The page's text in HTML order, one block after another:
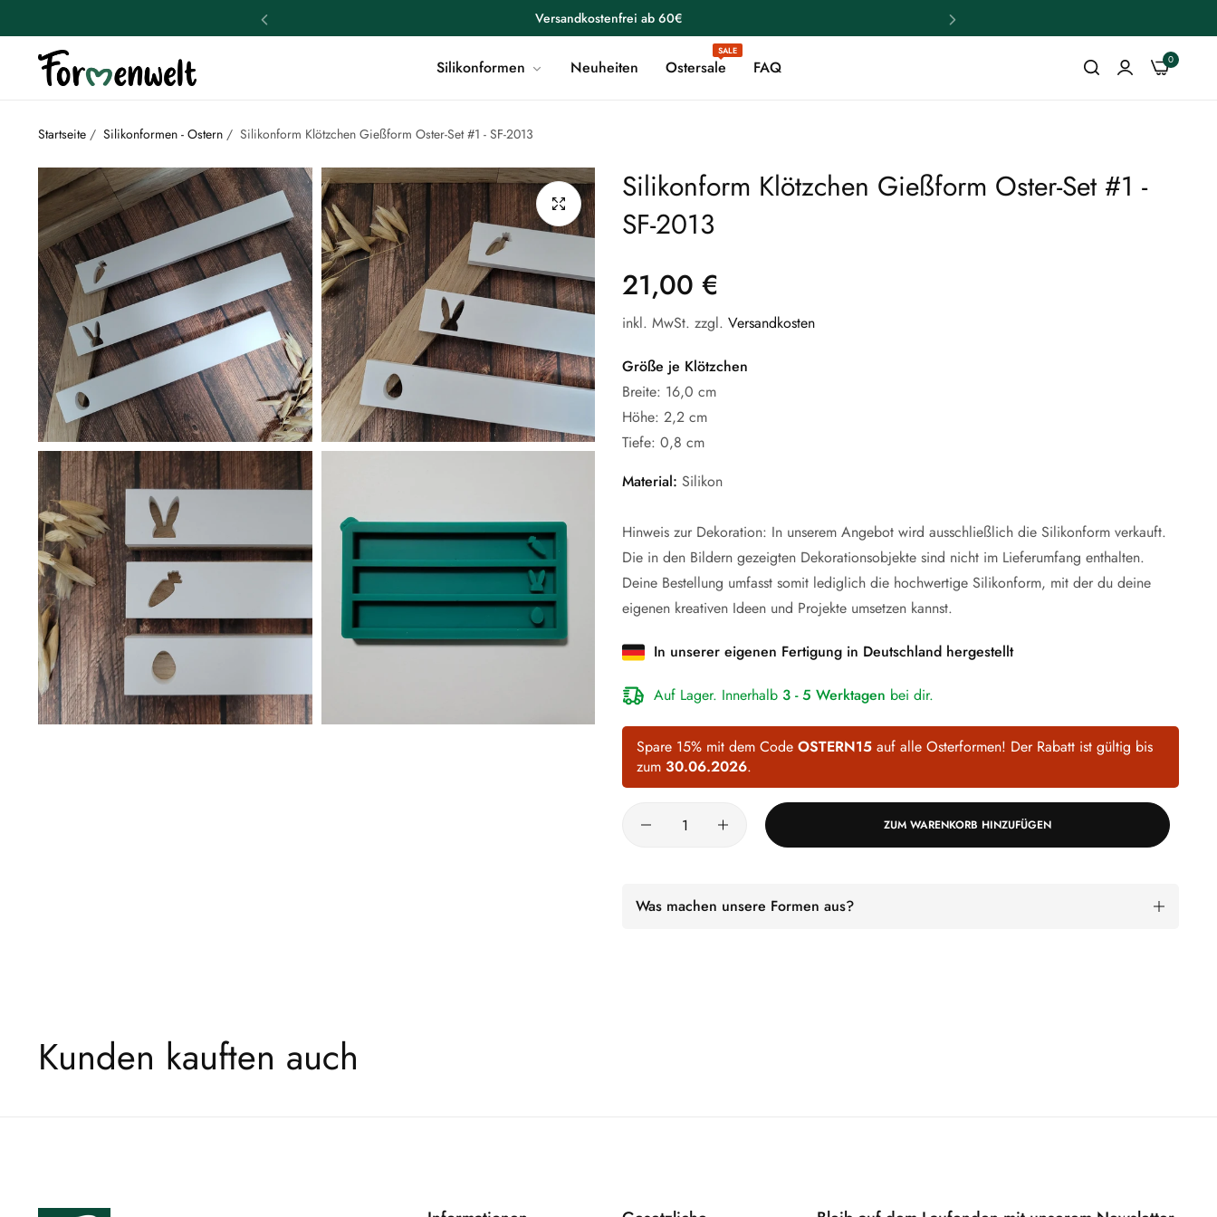
Versandkostenfrei ab 60€
Willkommen in der Formenwelt
Versandkostenfrei ab 60€
Willkommen in der Formenwelt
Versandkostenfrei ab 60€
Willkommen in der Formenwelt
Versandkostenfrei ab 60€
Willkommen in der Formenwelt
Versandkostenfrei ab 60€
Willkommen in der Formenwelt
Silikonformen Neuheiten Ostersale
SALE
FAQ 0
Startseite / Silikonformen - Ostern / Silikonform Klötzchen Gießform Oster-Set #1 - SF-2013
Silikonform Klötzchen Gießform Oster-Set #1 -
SF-2013
21,00 €
inkl. MwSt. zzgl. Versandkosten
Größe je Klötzchen
Breite: 16,0 cm
Höhe: 2,2 cm
Tiefe: 0,8 cm
Material: Silikon
Hinweis zur Dekoration: In unserem Angebot wird ausschließlich die Silikonform verkauft.
Die in den Bildern gezeigten Dekorationsobjekte sind nicht im Lieferumfang enthalten.
Deine Bestellung umfasst somit lediglich die hochwertige Silikonform, mit der du deine
eigenen kreativen Ideen und Projekte umsetzen kannst.
In unserer eigenen Fertigung in Deutschland hergestellt
Auf Lager. Innerhalb 3 - 5 Werktagen bei dir.
Spare 15% mit dem Code OSTERN15 auf alle Osterformen! Der Rabatt ist gültig bis
zum 30.06.2026.
ZUM WARENKORB HINZUFÜGEN
Was machen unsere Formen aus?
Kunden kauften auch